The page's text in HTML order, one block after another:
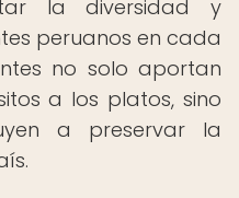
la diversidad y
peruanos en cada
no solo aportan
a los platos, sino
a preservar la